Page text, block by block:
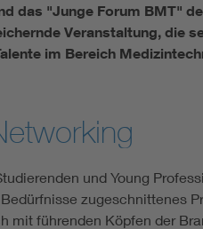
das "Junge Forum BMT"
Veranstaltung, die
im Bereich
und Young
zugeschnittenes
mit führenden Köpfen der